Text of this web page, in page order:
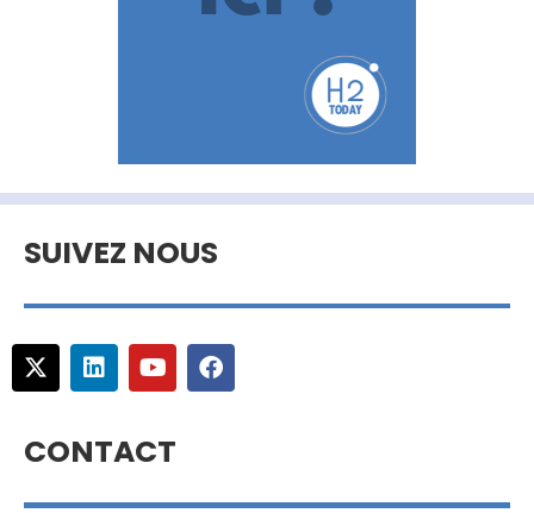
SUIVEZ NOUS
CONTACT